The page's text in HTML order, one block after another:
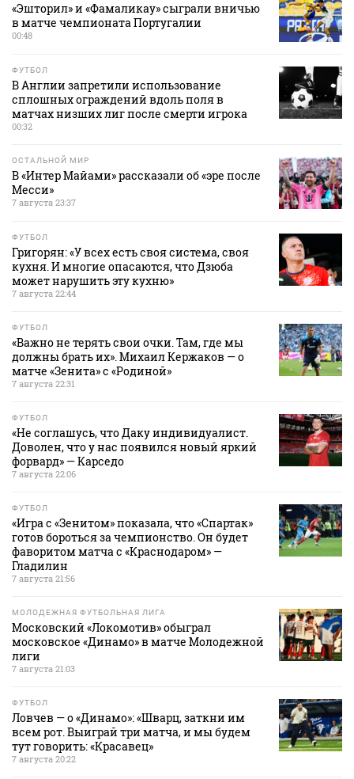
«Эшторил» и «Фамаликау» сыграли вничью
в матче чемпионата Португалии
00:48
ФУТБОЛ
В Англии запретили использование
сплошных ограждений вдоль поля в
матчах низших лиг после смерти игрока
00:32
ОСТАЛЬНОЙ МИР
В «Интер Майами» рассказали об «эре после
Месси»
7 августа 23:37
ФУТБОЛ
Григорян: «У всех есть своя система, своя
кухня. И многие опасаются, что Дзюба
может нарушить эту кухню»
7 августа 22:44
ФУТБОЛ
«Важно не терять свои очки. Там, где мы
должны брать их». Михаил Кержаков — о
матче «Зенита» с «Родиной»
7 августа 22:31
ФУТБОЛ
«Не соглашусь, что Даку индивидуалист.
Доволен, что у нас появился новый яркий
форвард» — Карседо
7 августа 22:06
ФУТБОЛ
«Игра с «Зенитом» показала, что «Спартак»
готов бороться за чемпионство. Он будет
фаворитом матча с «Краснодаром» —
Гладилин
7 августа 21:56
МОЛОДЕЖНАЯ ФУТБОЛЬНАЯ ЛИГА
Московский «Локомотив» обыграл
московское «Динамо» в матче Молодежной
лиги
7 августа 21:03
ФУТБОЛ
Ловчев — о «Динамо»: «Шварц, заткни им
всем рот. Выиграй три матча, и мы будем
тут говорить: «Красавец»
7 августа 20:22